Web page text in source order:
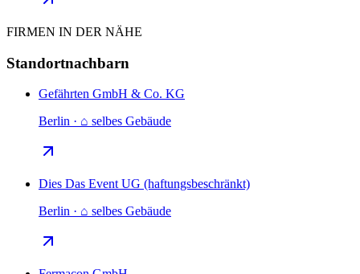
FIRMEN IN DER NÄHE
Standortnachbarn
Gefährten GmbH & Co. KG
Berlin · ⌂ selbes Gebäude
Dies Das Event UG (haftungsbeschränkt)
Berlin · ⌂ selbes Gebäude